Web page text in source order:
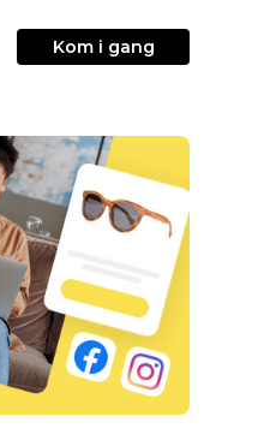
Kom i gang